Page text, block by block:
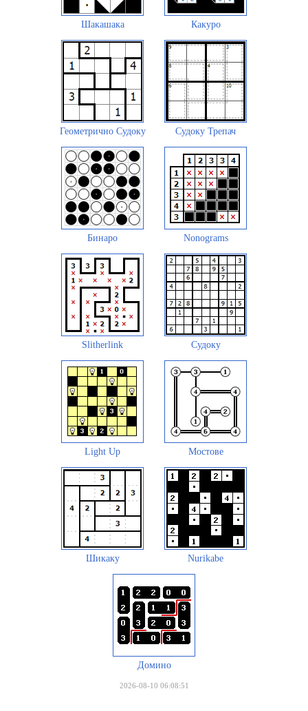
Шакашака Какуро
Геометрично Судоку Судоку Трепач
Бинаро Nonograms
Slitherlink Судоку
Light Up Мостове
Шикаку Nurikabe
Домино
2026-08-10 06:08:51